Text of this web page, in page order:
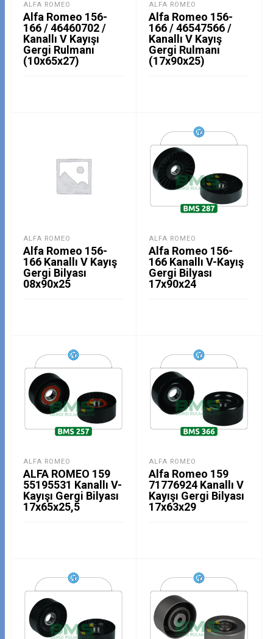
ALFA ROMEO
Alfa Romeo 156-
166 / 46460702 /
Kanallı V Kayışı
Gergi Rulmanı
(10x65x27)
ALFA ROMEO
Alfa Romeo 156-
166 / 46547566 /
Kanallı V Kayış
Gergi Rulmanı
(17x90x25)
ALFA ROMEO
Alfa Romeo 156-
166 Kanallı V Kayış
Gergi Bilyası
08x90x25
ALFA ROMEO
Alfa Romeo 156-
166 Kanallı V-Kayış
Gergi Bilyası
17x90x24
ALFA ROMEO
ALFA ROMEO 159
55195531 Kanallı V-
Kayışı Gergi Bilyası
17x65x25,5
ALFA ROMEO
Alfa Romeo 159
71776924 Kanallı V
Kayışı Gergi Bilyası
17x63x29